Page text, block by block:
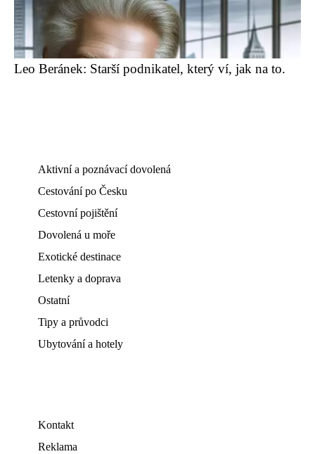
Leo Beránek: Starší podnikatel, který ví, jak na to.
Aktivní a poznávací dovolená
Cestování po Česku
Cestovní pojištění
Dovolená u moře
Exotické destinace
Letenky a doprava
Ostatní
Tipy a průvodci
Ubytování a hotely
Kontakt
Reklama